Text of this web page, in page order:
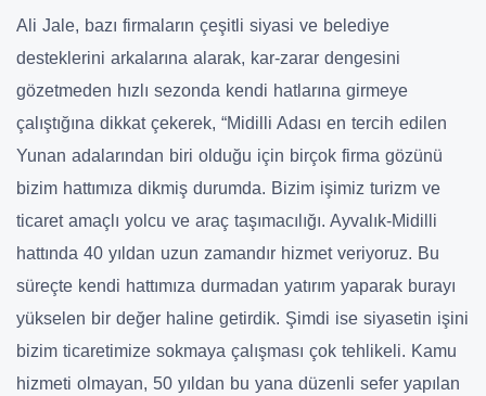
Ali Jale, bazı firmaların çeşitli siyasi ve belediye
desteklerini arkalarına alarak, kar-zarar dengesini
gözetmeden hızlı sezonda kendi hatlarına girmeye
çalıştığına dikkat çekerek, “Midilli Adası en tercih edilen
Yunan adalarından biri olduğu için birçok firma gözünü
bizim hattımıza dikmiş durumda. Bizim işimiz turizm ve
ticaret amaçlı yolcu ve araç taşımacılığı. Ayvalık-Midilli
hattında 40 yıldan uzun zamandır hizmet veriyoruz. Bu
süreçte kendi hattımıza durmadan yatırım yaparak burayı
yükselen bir değer haline getirdik. Şimdi ise siyasetin işini
bizim ticaretimize sokmaya çalışması çok tehlikeli. Kamu
hizmeti olmayan, 50 yıldan bu yana düzenli sefer yapılan